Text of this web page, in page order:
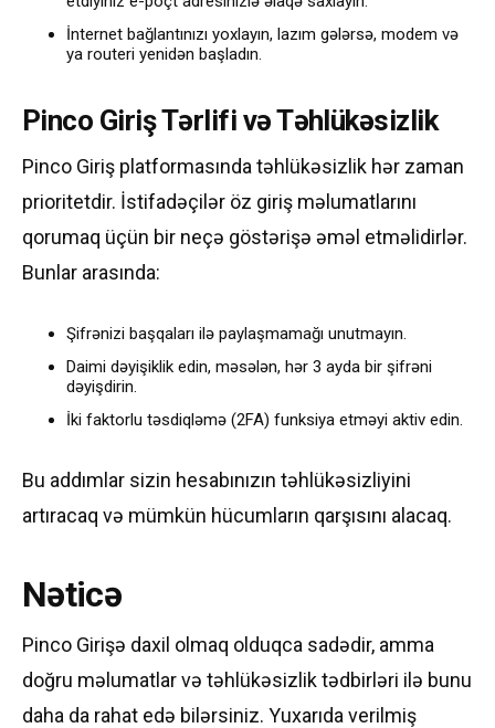
İnternet bağlantınızı yoxlayın, lazım gələrsə, modem və
ya routeri yenidən başladın.
Pinco Giriş Tərlifi və Təhlükəsizlik
Pinco Giriş platformasında təhlükəsizlik hər zaman
prioritetdir. İstifadəçilər öz giriş məlumatlarını
qorumaq üçün bir neçə göstərişə əməl etməlidirlər.
Bunlar arasında:
Şifrənizi başqaları ilə paylaşmamağı unutmayın.
Daimi dəyişiklik edin, məsələn, hər 3 ayda bir şifrəni
dəyişdirin.
İki faktorlu təsdiqləmə (2FA) funksiya etməyi aktiv edin.
Bu addımlar sizin hesabınızın təhlükəsizliyini
artıracaq və mümkün hücumların qarşısını alacaq.
Nəticə
Pinco Girişə daxil olmaq olduqca sadədir, amma
doğru məlumatlar və təhlükəsizlik tədbirləri ilə bunu
daha da rahat edə bilərsiniz. Yuxarıda verilmiş